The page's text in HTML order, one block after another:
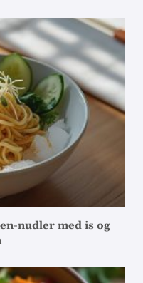
nudler med is og